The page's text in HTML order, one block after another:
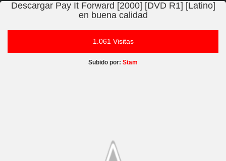
Descargar Pay It Forward [2000] [DVD R1] [Latino]
en buena calidad
1.061 Visitas
Subido por: Stam